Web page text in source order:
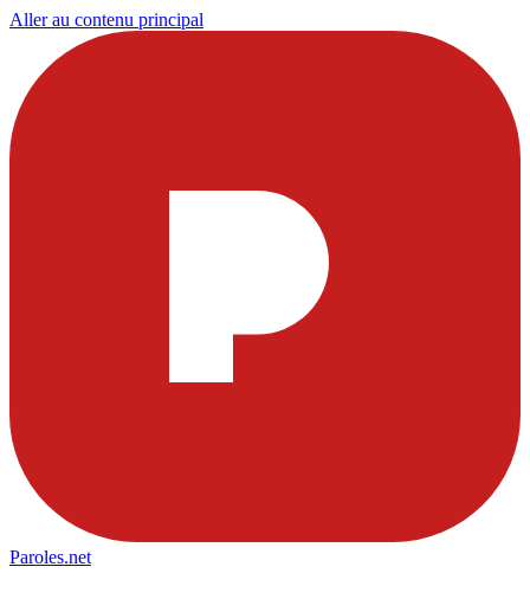
Aller au contenu principal
Paroles.net